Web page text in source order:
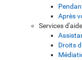
Après
Services
Droits